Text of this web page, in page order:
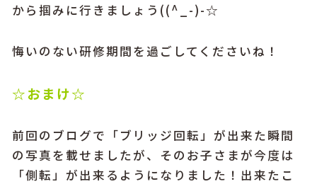
から掴みに行きましょう((^_-)-☆
悔いのない研修期間を過ごしてくださいね！
☆おまけ☆
前回のブログで「ブリッジ回転」が出来た瞬間
の写真を載せましたが、そのお子さまが今度は
「側転」が出来るようになりました！出来たこ